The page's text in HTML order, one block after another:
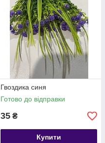
Гвоздика синя
Готово до відправки
35 ₴
Купити